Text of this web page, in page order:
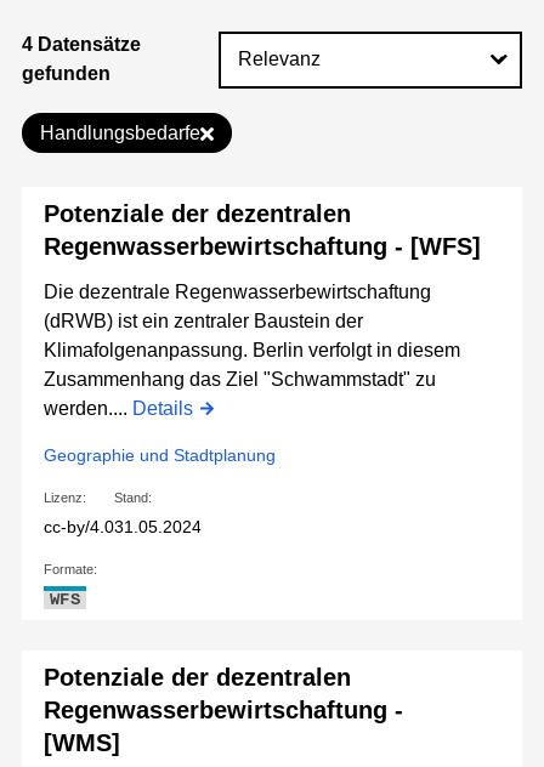
4 Datensätze
gefunden
Handlungsbedarfe
Potenziale der dezentralen
Regenwasserbewirtschaftung - [WFS]
Die dezentrale Regenwasserbewirtschaftung
(dRWB) ist ein zentraler Baustein der
Klimafolgenanpassung. Berlin verfolgt in diesem
Zusammenhang das Ziel "Schwammstadt" zu
werden.... Details
Geographie und Stadtplanung
Lizenz:
cc-by/4.0
Stand:
31.05.2024
Formate:
WFS
Potenziale der dezentralen
Regenwasserbewirtschaftung -
[WMS]